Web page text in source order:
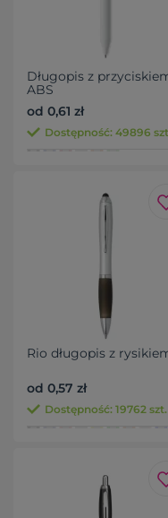
Długopis z
ABS
od 0,61 zł
Dostępność: 49896
Rio długopis z
od 0,57 zł
Dostępność: 19762 szt.